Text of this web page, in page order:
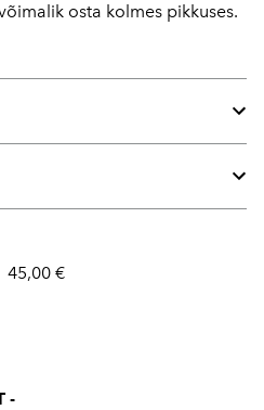
osta kolmes pikkuses.
45,00 €
-